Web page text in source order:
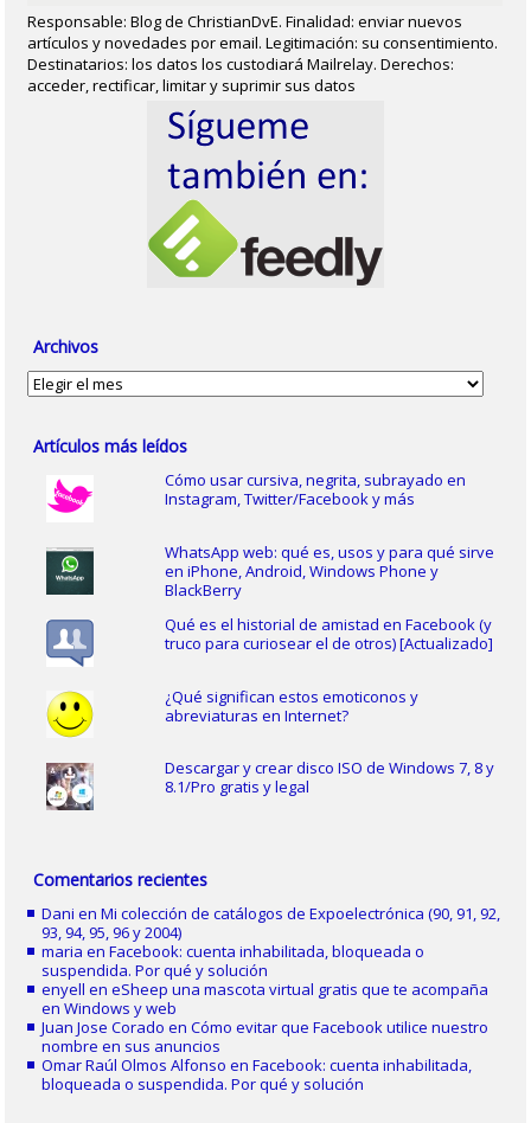
Responsable: Blog de ChristianDvE. Finalidad: enviar nuevos
artículos y novedades por email. Legitimación: su consentimiento.
Destinatarios: los datos los custodiará Mailrelay. Derechos:
acceder, rectificar, limitar y suprimir sus datos
Archivos
Archivos
Artículos más leídos
Cómo usar cursiva, negrita, subrayado en
Instagram, Twitter/Facebook y más
WhatsApp web: qué es, usos y para qué sirve
en iPhone, Android, Windows Phone y
BlackBerry
Qué es el historial de amistad en Facebook (y
truco para curiosear el de otros) [Actualizado]
¿Qué significan estos emoticonos y
abreviaturas en Internet?
Descargar y crear disco ISO de Windows 7, 8 y
8.1/Pro gratis y legal
Comentarios recientes
Dani enMi colección de catálogos de Expoelectrónica (90, 91, 92,
93, 94, 95, 96 y 2004)
maria enFacebook: cuenta inhabilitada, bloqueada o
suspendida. Por qué y solución
enyell eneSheep una mascota virtual gratis que te acompaña
en Windows y web
Juan Jose Corado enCómo evitar que Facebook utilice nuestro
nombre en sus anuncios
Omar Raúl Olmos Alfonso enFacebook: cuenta inhabilitada,
bloqueada o suspendida. Por qué y solución